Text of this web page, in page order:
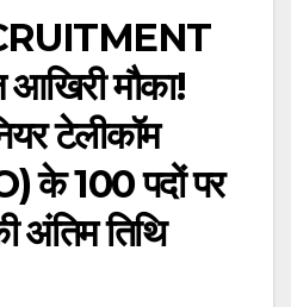
मौका!
टेलीकॉम
के 100 पदों पर
अंतिम तिथि